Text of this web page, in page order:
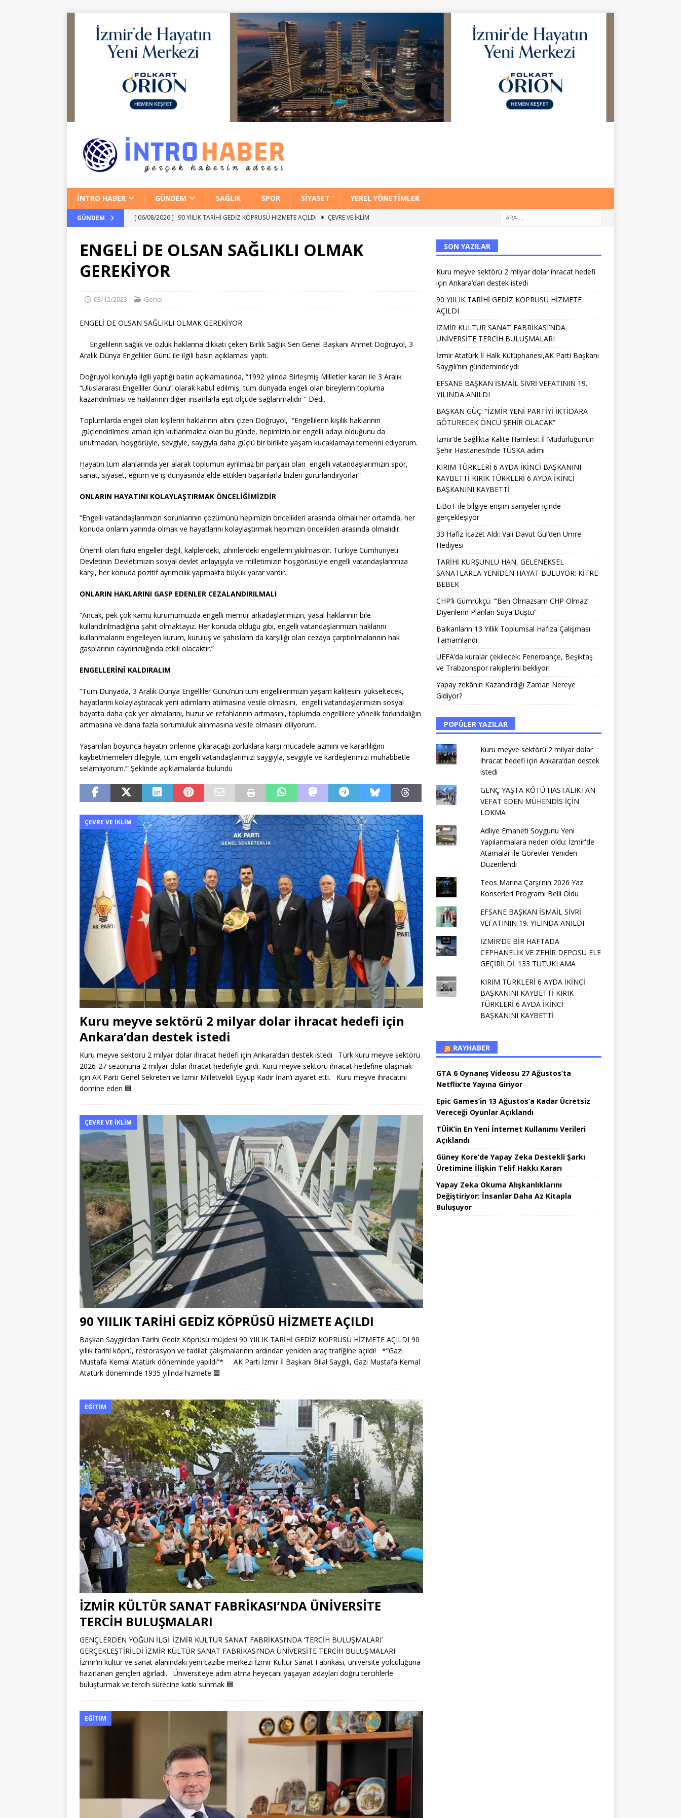
İNTRO HABER GÜNDEM SAĞLIK SPOR SIYASET YEREL YÖNETIMLER
GÜNDEM [ 06/08/2026 ] 90 YIILIK TARİHİ GEDİZ KÖPRÜSÜ HİZMETE AÇILDI
ÇEVRE VE İKLIM
[ 06/08/2026 ] İzmir Atatürk İl Halk Kütüphanesi,AK Parti Başkanı Saygılı’nın gündemindeydi
EĞITIM
KURULUŞLARI
[ 06/08/2026 ] Kuru meyve sektörü 2 milyar dolar ihracat hedefi için Ankara’dan destek istedi
ENGELİ DE OLSAN SAĞLIKLI OLMAK
GEREKİYOR
03/12/2023 Genel
ENGELİ DE OLSAN SAĞLIKLI OLMAK GEREKİYOR
Engelilerin sağlık ve özlük haklarına dikkati çeken Birlik Sağlık Sen Genel Başkanı Ahmet Doğruyol, 3
Aralık Dünya Engelliler Günü ile ilgili basın açıklaması yaptı.
Doğruyol konuyla ilgili yaptığı basın açıklamasında, “1992 yılında Birleşmiş Milletler kararı ile 3 Aralık
“Uluslararası Engelliler Günü” olarak kabul edilmiş, tüm dünyada engeli olan bireylerin topluma
kazandırılması ve haklarının diğer insanlarla eşit ölçüde sağlanmalıdır “ Dedi.
Toplumlarda engeli olan kişilerin haklarının altını çizen Doğruyol, “Engellilerin kişilik haklarının
güçlendirilmesi amacı için kutlanmakta olan bu günde, hepimizin bir engelli adayı olduğunu da
unutmadan, hoşgörüyle, sevgiyle, saygıyla daha güçlü bir birlikte yaşam kucaklamayı temenni ediyorum.
Hayatın tüm alanlarında yer alarak toplumun ayrılmaz bir parçası olan engelli vatandaşlarımızın spor,
sanat, siyaset, eğitim ve iş dünyasında elde ettikleri başarılarla bizleri gururlandıryorlar”
ONLARIN HAYATINI KOLAYLAŞTIRMAK ÖNCELİĞİMİZDİR
“Engelli vatandaşlarımızın sorunlarının çözümünü hepimizin öncelikleri arasında olmalı her ortamda, her
konuda onların yanında olmak ve hayatlarını kolaylaştırmak hepimizin öncelikleri arasında olmalıdır.
Önemli olan fiziki engeller değil, kalplerdeki, zihinlerdeki engellerin yıkılmasıdır. Türkiye Cumhuriyeti
Devletinin Devletimizin sosyal devlet anlayışıyla ve milletimizin hoşgörüsüyle engelli vatandaşlarımıza
karşı, her konuda pozitif ayrımcılık yapmakta büyük yarar vardır.
ONLARIN HAKLARINI GASP EDENLER CEZALANDIRILMALI
“Ancak, pek çok kamu kurumumuzda engelli memur arkadaşlarımızın, yasal haklarının bile
kullandırılmadığına şahit olmaktayız. Her konuda olduğu gibi, engelli vatandaşlarımızın haklarını
kullanmalarını engelleyen kurum, kuruluş ve şahısların da karşılığı olan cezaya çarptırılmalarının hak
gasplarının caydırıcılığında etkili olacaktır.”
ENGELLERİNİ KALDIRALIM
“Tüm Dünyada, 3 Aralık Dünya Engelliler Günü’nün tüm engellilerimizin yaşam kalitesini yükseltecek,
hayatlarını kolaylaştıracak yeni adımların atılmasına vesile olmasını, engelli vatandaşlarımızın sosyal
hayatta daha çok yer almalarını, huzur ve refahlarının artmasını, toplumda engellilere yönelik farkındalığın
artmasına ve daha fazla sorumluluk alınmasına vesile olmasını diliyorum.
Yaşamları boyunca hayatın önlerine çıkaracağı zorluklara karşı mücadele azmini ve kararlılığını
kaybetmemeleri dileğiyle, tüm engelli vatandaşlarımızı saygıyla, sevgiyle ve kardeşlerimizi muhabbetle
selamlıyorum.’” Şeklinde açıklamalarda bulundu
ÇEVRE VE İKLIM
Kuru meyve sektörü 2 milyar dolar ihracat hedefi için
Ankara’dan destek istedi
Kuru meyve sektörü 2 milyar dolar ihracat hedefi için Ankara’dan destek istedi Türk kuru meyve sektörü
2026-27 sezonuna 2 milyar dolar ihracat hedefiyle girdi. Kuru meyve sektörü ihracat hedefine ulaşmak
için AK Parti Genel Sekreteri ve İzmir Milletvekili Eyyüp Kadir İnan’ı ziyaret etti. Kuru meyve ihracatını
domine eden 🟦
ÇEVRE VE İKLIM
90 YIILIK TARİHİ GEDİZ KÖPRÜSÜ HİZMETE AÇILDI
Başkan Saygılı’dan Tarihi Gediz Köprüsü müjdesi 90 YIILIK TARİHİ GEDİZ KÖPRÜSÜ HİZMETE AÇILDI 90
yıllık tarihi köprü, restorasyon ve tadilat çalışmalarının ardından yeniden araç trafiğine açıldı! *”Gazi
Mustafa Kemal Atatürk döneminde yapıldı”* AK Parti İzmir İl Başkanı Bilal Saygılı, Gazi Mustafa Kemal
Atatürk döneminde 1935 yılında hizmete 🟦
EĞITIM
İZMİR KÜLTÜR SANAT FABRİKASI’NDA ÜNİVERSİTE
TERCİH BULUŞMALARI
GENÇLERDEN YOĞUN İLGİ: İZMİR KÜLTÜR SANAT FABRİKASI’NDA ‘TERCİH BULUŞMALARI’
GERÇEKLEŞTİRİLDİ İZMİR KÜLTÜR SANAT FABRİKASI’NDA ÜNİVERSİTE TERCİH BULUŞMALARI
İzmir’in kültür ve sanat alanındaki yeni cazibe merkezi İzmir Kültür Sanat Fabrikası, üniversite yolculuğuna
hazırlanan gençleri ağırladı. Üniversiteye adım atma heyecanı yaşayan adayları doğru tercihlerle
buluşturmak ve tercih sürecine katkı sunmak 🟦
EĞITIM
SON YAZILAR
Kuru meyve sektörü 2 milyar dolar ihracat hedefi
için Ankara’dan destek istedi
90 YIILIK TARİHİ GEDİZ KÖPRÜSÜ HİZMETE
AÇILDI
İZMİR KÜLTÜR SANAT FABRİKASI’NDA
ÜNİVERSİTE TERCİH BULUŞMALARI
İzmir Atatürk İl Halk Kütüphanesi,AK Parti Başkanı
Saygılı’nın gündemindeydi
EFSANE BAŞKAN İSMAİL SİVRİ VEFATININ 19.
YILINDA ANILDI
BAŞKAN GÜÇ: “İZMİR YENİ PARTİYİ İKTİDARA
GÖTÜRECEK ÖNCÜ ŞEHİR OLACAK”
İzmir’de Sağlıkta Kalite Hamlesi: İl Müdürlüğünün
Şehir Hastanesi’nde TÜSKA adımı
KIRIM TÜRKLERİ 6 AYDA İKİNCİ BAŞKANINI
KAYBETTİ KIRIK TÜRKLERİ 6 AYDA İKİNCİ
BAŞKANINI KAYBETTİ
EiBoT ile bilgiye erişim saniyeler içinde
gerçekleşiyor
33 Hafız İcazet Aldı: Vali Davut Gül’den Umre
Hediyesi
TARİHİ KURŞUNLU HAN, GELENEKSEL
SANATLARLA YENİDEN HAYAT BULUYOR: KİTRE
BEBEK
CHP’li Gümrükçü: “’Ben Olmazsam CHP Olmaz’
Diyenlerin Planları Suya Düştü”
Balkanların 13 Yıllık Toplumsal Hafıza Çalışması
Tamamlandı
UEFA’da kuralar çekilecek: Fenerbahçe, Beşiktaş
ve Trabzonspor rakiplerini bekliyor!
Yapay zekânın Kazandırdığı Zaman Nereye
Gidiyor?
POPÜLER YAZILAR
Kuru meyve sektörü 2 milyar dolar
ihracat hedefi için Ankara’dan destek
istedi
GENÇ YAŞTA KÖTÜ HASTALIKTAN
VEFAT EDEN MÜHENDİS İÇİN
LOKMA
Adliye Emaneti Soygunu Yeni
Yapılanmalara neden oldu: İzmir'de
Atamalar ile Görevler Yeniden
Düzenlendi
Teos Marina Çarşı'nın 2026 Yaz
Konserleri Programı Belli Oldu
EFSANE BAŞKAN İSMAİL SİVRİ
VEFATININ 19. YILINDA ANILDI
İZMİR’DE BİR HAFTADA
CEPHANELİK VE ZEHİR DEPOSU ELE
GEÇİRİLDİ: 133 TUTUKLAMA
KIRIM TÜRKLERİ 6 AYDA İKİNCİ
BAŞKANINI KAYBETTİ KIRIK
TÜRKLERİ 6 AYDA İKİNCİ
BAŞKANINI KAYBETTİ
RAYHABER
GTA 6 Oynanış Videosu 27 Ağustos’ta
Netflix’te Yayına Giriyor
Epic Games’in 13 Ağustos’a Kadar Ücretsiz
Vereceği Oyunlar Açıklandı
TÜİK’in En Yeni İnternet Kullanımı Verileri
Açıklandı
Güney Kore’de Yapay Zeka Destekli Şarkı
Üretimine İlişkin Telif Hakkı Kararı
Yapay Zeka Okuma Alışkanlıklarını
Değiştiriyor: İnsanlar Daha Az Kitapla
Buluşuyor